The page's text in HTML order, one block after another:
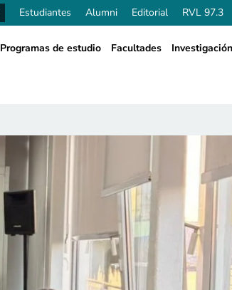
Estudiantes Alumni Editorial RVL 97.3
Programas de estudio Facultades Investigación